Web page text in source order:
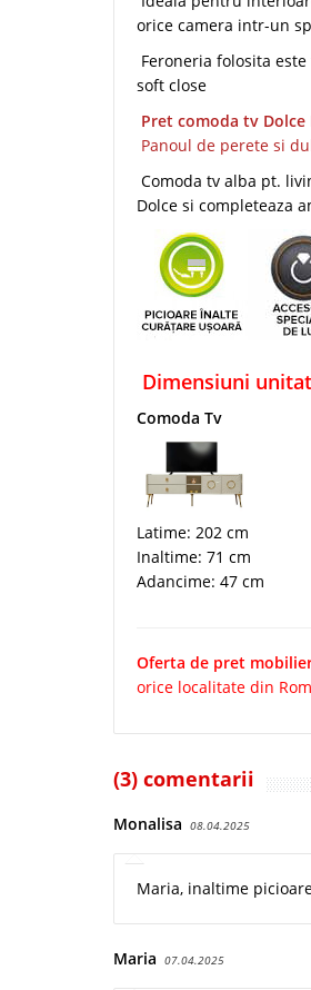
orice camera intr-un
Feroneria folosita
soft close
Pret comoda tv
Panoul de perete si
Comoda tv alba pt.
Dolce si completeaza
Dimensiuni
Comoda Tv
Latime: 202 cm
Inaltime: 71 cm
Adancime: 47 cm
Oferta de pret
orice localitate din
(3) comentarii
Monalisa 08.04.2025
Maria, inaltime
Maria 07.04.2025